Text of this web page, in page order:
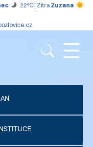
22°C | Zítra Zuzana